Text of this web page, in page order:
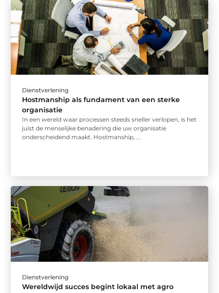
Dienstverlening
Hostmanship als fundament van een sterke
organisatie
In een wereld waar processen steeds sneller verlopen, is het
juist de menselijke benadering die uw organisatie
onderscheidend maakt. Hostmanship, ...
Dienstverlening
Wereldwijd succes begint lokaal met agro